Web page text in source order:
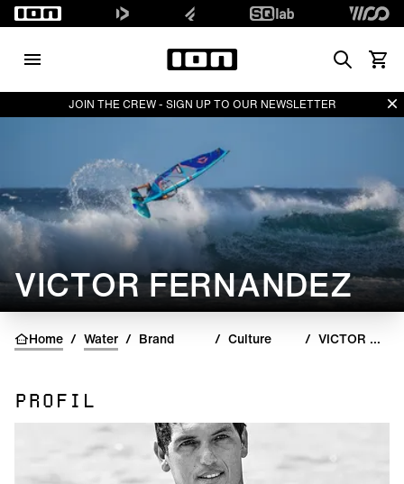
Search
Voir
JOIN THE CREW - SIGN UP TO OUR NEWSLETTER
VICTOR FERNANDEZ
Home / Water / Brand / Culture / VICTOR FERNANDEZ
PROFIL